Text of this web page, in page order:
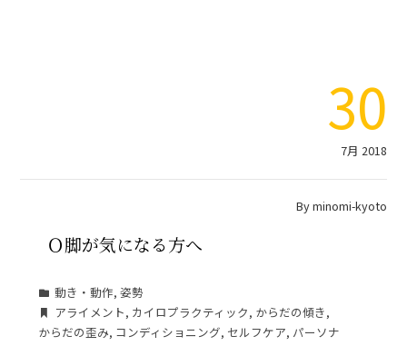
30
7月 2018
Byminomi-kyoto
Ｏ脚が気になる方へ
動き・動作,姿勢
アライメント, カイロプラクティック, からだの傾き,
からだの歪み, コンディショニング, セルフケア, パーソナ